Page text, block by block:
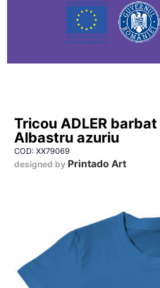
Tricou ADLER
Albastru azuriu
COD: XX79069
designed by Printado Art